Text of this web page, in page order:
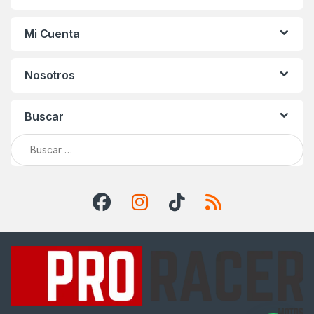
Mi Cuenta
Nosotros
Buscar
Buscar: